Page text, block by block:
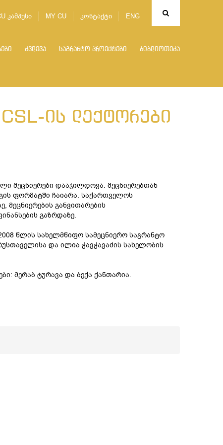
ENG
კამპუსი MY CU კონტაქტი
კვლევა საგრანტო პროექტები ბიბლიოთეკა
ის ლექტორები
მეცნიერები დააჯილდოვა. მეცნიერებთან
ფორმატში ჩაიარა. საქართველოს
მეცნიერების განვითარების
გაზრდაზე.
წლის სახელმწიფო სამეცნიერო საგრანტო
და ილია ჭავჭავაძის სახელობის
მერაბ ტურავა და ბექა ქანთარია.